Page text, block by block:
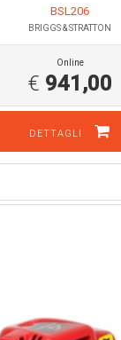
BSL206
BRIGGS & STRATTON
Online
€ 941,00
DETTAGLI